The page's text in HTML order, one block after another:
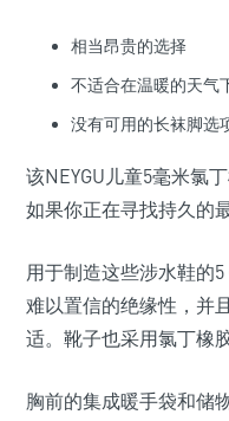
相当昂贵的选择
不适合在温暖的天气
没有可用的长袜脚选
该NEYGU儿童5毫米氯
如果你正在寻找持久的
用于制造这些涉水鞋的
难以置信的绝缘性，并
适。靴子也采用氯丁橡
胸前的集成暖手袋和储